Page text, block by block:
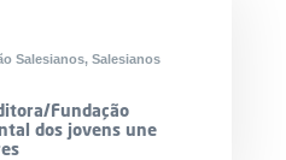
Salesianos, Salesianos
Fundação
dos jovens une